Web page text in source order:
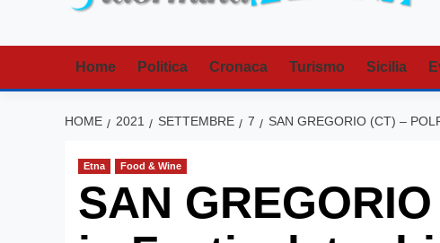
Home Politica Cronaca Turismo Sicilia
HOME 2021 SETTEMBRE 7 SAN GREGORIO (CT) –
Etna Food & Wine
SAN